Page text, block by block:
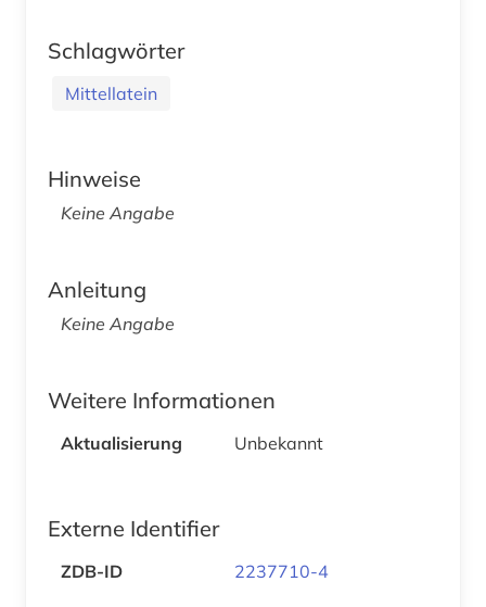
Schlagwörter
Mittellatein
Hinweise
Keine Angabe
Anleitung
Keine Angabe
Weitere Informationen
Aktualisierung Unbekannt
Externe Identifier
ZDB-ID
2237710-4